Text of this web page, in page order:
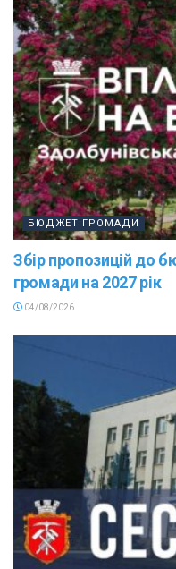
БЮДЖЕТ ГРОМАДИ
Збір пропозицій до
громади на 2027 рік
04/08/2026